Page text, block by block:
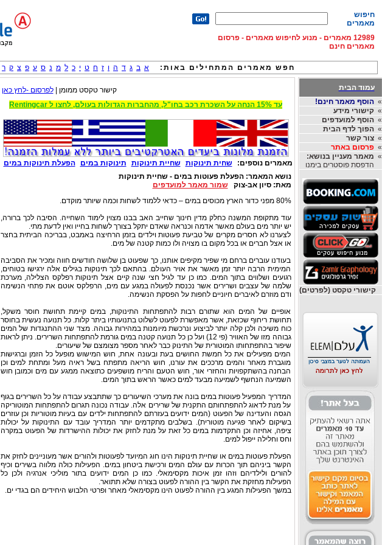
חיפוש
מאמרים
12989 מאמרים - מנוע לחיפוש מאמרים - פרסום
מאמרים חינם
חפש מאמרים המתחילים באות: א ב ג ד ה ו ז ח ט י כ ל מ נ ס ע פ צ ק ר
עמוד הבית
»הוסף מאמר חינם!
»קישורי מידע
»הוסף למועדפים
»הפוך לדף הבית
»צור קשר
»פרסום באתר
» מאמר מעניין בנושא:
הדפסת פוסטרים בימנו
קישורי טקסט (לפרטים)
קישור טקסט ממומן |לפרסום -לחץ כאן
עד 15% הנחה על השכרת רכב בחו"ל, מהחברות הגדולות בעולם, לחצו ל Rentingcar
מאמרים נוספים: שחית תינוקות שחיית תינוקות תינוקות במים
הפעלת תינוקות במים
נושא המאמר:הפעלת פעוטות במים - שחיית תינוקות
מאת:סיון אב-צוקשמור מאמר למועדפים
80% מפני כדור הארץ מכוסים במים – כדאי ללמוד לשחות וכמה שיותר מוקדם.
עוד מתקופת המשנה כחלק מדין חינוך שחייב האב בבנו מצוין לימוד השחייה. הסיבה לכך ברורה,
יש יותר מים בעולם מאשר אדמה וכנראה שאדם יתקל בצורך לשחות בחייו ואין לדעת מתי.
לצערנו לא חסרים מקרים של טביעת פעוטות וילדים בזמן הרחיצה באמבט, בבריכה הביתית בחצר
או אצל חברים או בכל מקום בו מצויה ולו כמות קטנה של מים.
בעודנו עוברים ברחם מי שפיר מקיפים אותנו, כך שפעוט בן שלושה חודשים חווה ומכיר את הסביבה
המימית הרבה יותר זמן מאשר את אויר העולם. בהתאם לכך תינוקות בגילים אלה ירגישו בטוחים,
רגועים ושלווים בתוך המים. כמו כן עד לגיל חצי שנה קיים אצל תינוקות רפלקס הצלילה, מערכת
שלמה של עצבים ושרירים אשר נכנסת לפעולה במגע עם מים, הרפלקס אוטם את פתחי הנשימה
ודם מוזרם לאיברים חיוניים לחפות על הפסקת הנשימה.
אופיים של המים הוא שתורם רבות להתפתחות התינוקות, במים קיימת תחושת חוסר משקל,
תחושת ריחוף שכזאת, אשר מאפשרת לפעוט לשלוט בתנועותיו ביתר קלות. כל תנועה נעשית בחוסר
כוח משיכה ולכן קלה יותר לביצוע ונרכשת מיומנות במהירות גבוהה. מצד שני ההתנגדות של המים
גבוהה מזו של האוויר (פי 12) ועל כן כל תנועה קטנה במים גורמת להתפתחות השרירים. ניתן לראות
שיפור בהתפתחותו המוטורית של התינוק כבר לאחר מספר מצומצם של שיעורים.
המים מפעילים את כל חמשת החושים בעת ובעונה אחת, חוש המישוש מופעל כל הזמן וברגישות
מוגברת מאחר והמים מרככים את עורנו, חוש הריאה מתפתח בשל ראיה מעל ומתחת למים וכן
הבחנה בהשתקפויות והחזרי אור, חוש הטעם והריח מושפעים כתוצאה ממגע עם מים וכמובן חוש
השמיעה הנחשף לשמיעה מבעד למים כאשר הראש בתוך המים.
המדריך המפעיל פעוטות במים בונה את מערכי השיעורים כך שתתבצע עבודה על כל השרירים בגוף
על מנת לדאוג להתפתחותם התקנית של שרירים אלה. עבודה נכונה תגרום להתפתחות המוטוריקה
הגסה והעדינה של הפעוט (המים ידועים בעזרתם להתפתחות ילדים עם בעיות מוטוריות וכן עוזרים
בשיקום לאחר פגיעה מוטורית). בשלבים מתקדמים יותר המדריך עובד עם התינוקות על יכולות
ציפה, אחיזה וכן התקדמות במים כל זאת על מנת לחזק את יכולות ההישרדות של הפעוט במקרה
וחס וחלילה ייפול למים.
הפעלת פעוטות במים או שחיית תינוקות הינו חוג המיועד לפעוטות ולהורים אשר מעוניינים לחזק את
הקשר ביניהם תוך הכרות עם עולם המים ורכישת ביטחון במים. הפעילות כולה מלווה בשירים וכיף
להורים ולילדיהם וזהו זמן איכות מקסימאלי. כמו כן המים ידועים בתור מוליכי אנרגיה ולכן כל
הפעילות מחזקת את הקשר בין ההורה לפעוט בצורה שלא תתואר.
במשך הפעילות המגע בין ההורה לפעוט הינו מקסימאלי מאחר ופרטי הלבוש היחידים הם בגדי ים.